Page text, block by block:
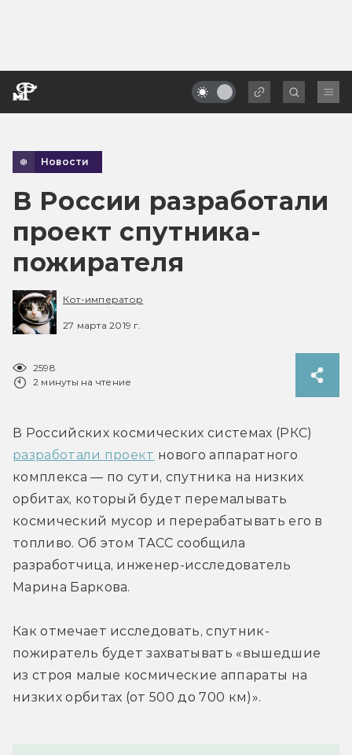
Новости
В России разработали
проект спутника-
пожирателя
Кот-император
27 марта 2019 г.
2598
2 минуты на чтение
разработали проект нового аппаратного
комплекса — по сути, спутника на низких
орбитах, который будет перемалывать
космический мусор и перерабатывать его в
топливо. Об этом ТАСС сообщила
разработчица, инженер-исследователь
Марина Баркова.
Как отмечает исследовать, спутник-
пожиратель будет захватывать «вышедшие
из строя малые космические аппараты на
низких орбитах (от 500 до 700 км)».